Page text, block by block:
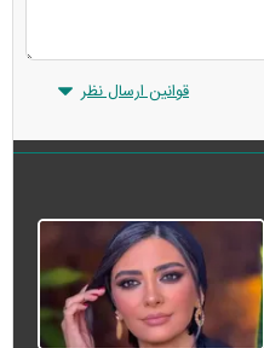
قوانین ارسال نظر